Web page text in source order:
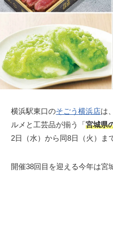
横浜駅東口のそごう横浜店は
ルメと工芸品が揃う「宮城県
2日（水）から同8日（火）ま
開催38回目を迎える今年は宮